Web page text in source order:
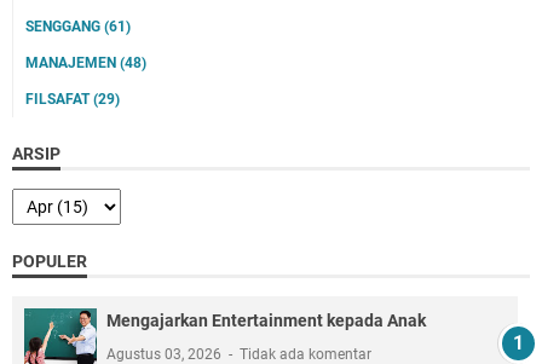
SENGGANG (61)
MANAJEMEN (48)
FILSAFAT(29)
ARSIP
POPULER
Mengajarkan Entertainment kepada Anak
Agustus 03, 2026 Tidak ada komentar